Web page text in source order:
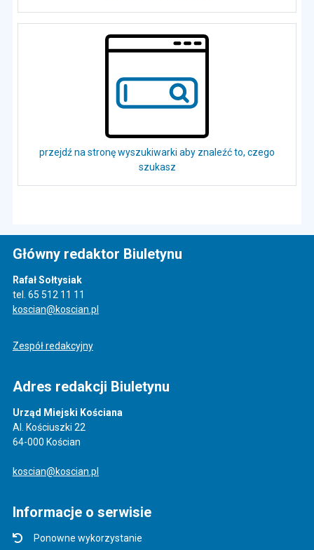
przejdź na stronę wyszukiwarki aby znaleźć to, czego
szukasz
Główny redaktor Biuletynu
Rafał Sołtysiak
tel. 65 512 11 11
koscian@koscian.pl
Zespół redakcyjny
Adres redakcji Biuletynu
Urząd Miejski Kościana
Al. Kościuszki 22
64-000 Kościan
koscian@koscian.pl
Informacje o serwisie
Ponowne wykorzystanie